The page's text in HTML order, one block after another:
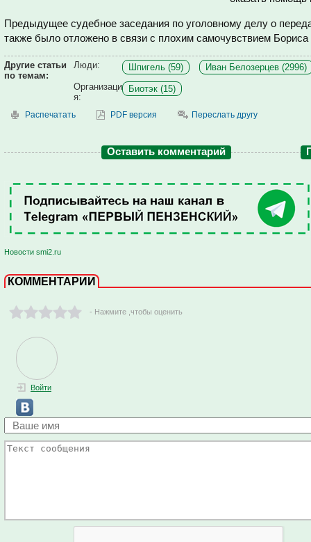
Предыдущее судебное заседания по уголовному делу о
также было отложено в связи с плохим самочувствием
Другие статьи
по темам:
Люди: Шпигель (59)
Иван Белозерцев (2996)
Организаци
я:
Биотэк (15)
Распечатать PDF версия Переслать другу
Оставить комментарий
Новости smi2.ru
КОММЕНТАРИИ
- Нажмите ,чтобы оценить
Войти